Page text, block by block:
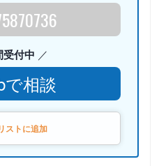
受付中
で相談
ストに追加